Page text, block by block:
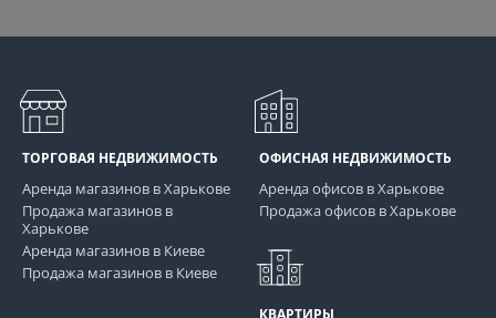
ТОРГОВАЯ НЕДВИЖИМОСТЬ
Аренда магазинов в Харькове
Продажа магазинов в
Харькове
Аренда магазинов в Киеве
Продажа магазинов в Киеве
ОФИСНАЯ НЕДВИЖИМОСТЬ
Аренда офисов в Харькове
Продажа офисов в Харькове
КВАРТИРЫ